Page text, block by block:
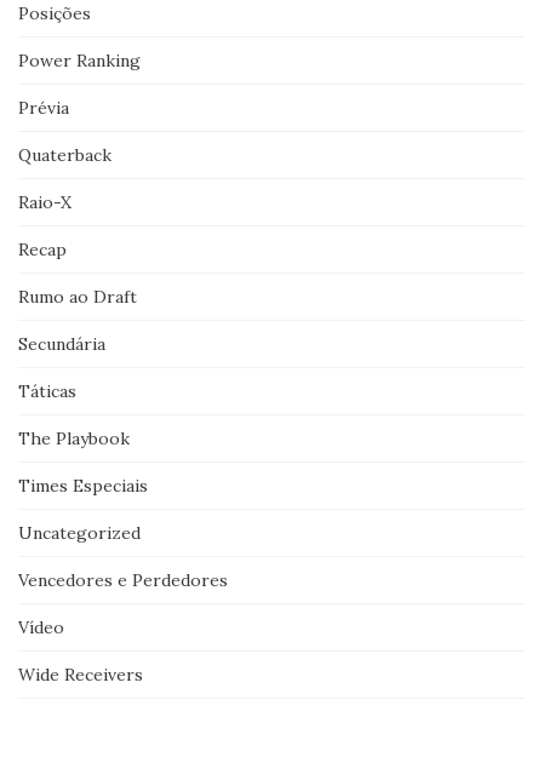
Posições
Power Ranking
Prévia
Quaterback
Raio-X
Recap
Rumo ao Draft
Secundária
Táticas
The Playbook
Times Especiais
Uncategorized
Vencedores e Perdedores
Vídeo
Wide Receivers